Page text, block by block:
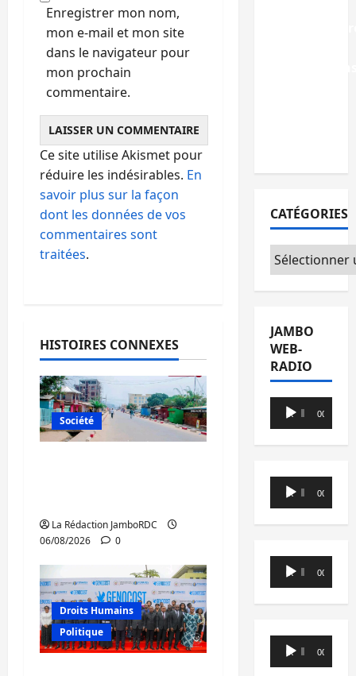
Enregistrer mon nom,
mon e-mail et mon site
dans le navigateur pour
mon prochain
commentaire.
Ce site utilise Akismet pour
réduire les indésirables. En
savoir plus sur la façon
dont les données de vos
commentaires sont
traitées.
HISTOIRES CONNEXES
Société
La Rédaction JamboRDC
06/08/2026
0
Droits Humains
Politique
CATÉGORIES
Catégories
JAMBO
WEB-
RADIO
Lecteur
audio
00:00 00:00
Lecteur
audio
00:00 00:00
Lecteur
audio
00:00 00:00
Lecteur
audio
00:00 00:00